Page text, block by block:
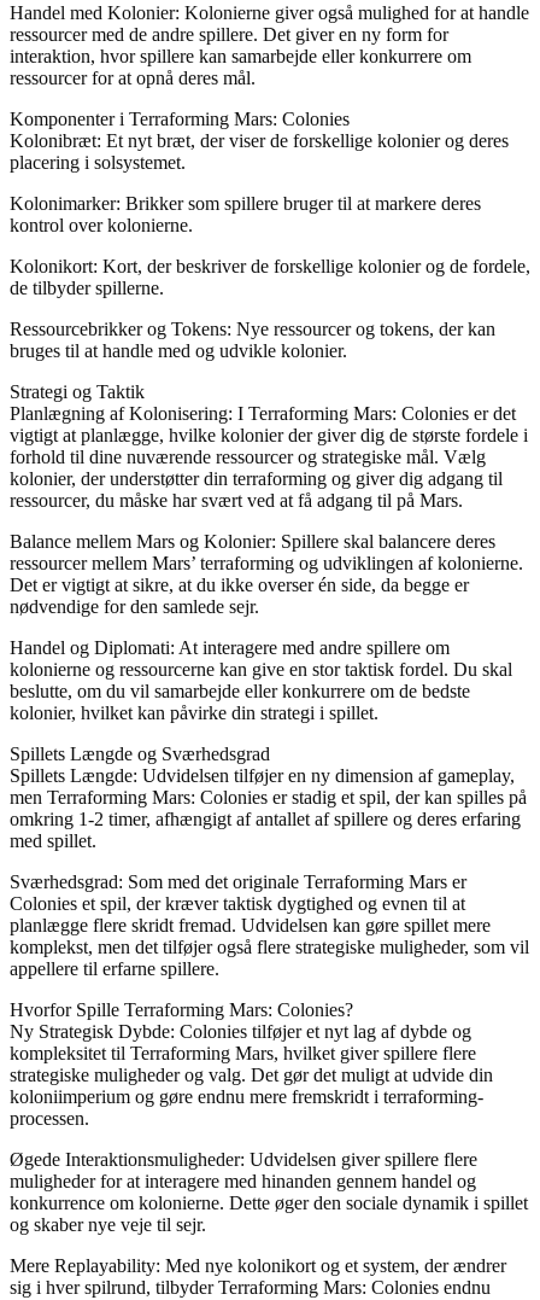
Handel med Kolonier: Kolonierne giver også mulighed for at handle
ressourcer med de andre spillere. Det giver en ny form for
interaktion, hvor spillere kan samarbejde eller konkurrere om
ressourcer for at opnå deres mål.
Komponenter i Terraforming Mars: Colonies
Kolonibræt: Et nyt bræt, der viser de forskellige kolonier og deres
placering i solsystemet.
Kolonimarker: Brikker som spillere bruger til at markere deres
kontrol over kolonierne.
Kolonikort: Kort, der beskriver de forskellige kolonier og de fordele,
de tilbyder spillerne.
Ressourcebrikker og Tokens: Nye ressourcer og tokens, der kan
bruges til at handle med og udvikle kolonier.
Strategi og Taktik
Planlægning af Kolonisering: I Terraforming Mars: Colonies er det
vigtigt at planlægge, hvilke kolonier der giver dig de største fordele i
forhold til dine nuværende ressourcer og strategiske mål. Vælg
kolonier, der understøtter din terraforming og giver dig adgang til
ressourcer, du måske har svært ved at få adgang til på Mars.
Balance mellem Mars og Kolonier: Spillere skal balancere deres
ressourcer mellem Mars’ terraforming og udviklingen af kolonierne.
Det er vigtigt at sikre, at du ikke overser én side, da begge er
nødvendige for den samlede sejr.
Handel og Diplomati: At interagere med andre spillere om
kolonierne og ressourcerne kan give en stor taktisk fordel. Du skal
beslutte, om du vil samarbejde eller konkurrere om de bedste
kolonier, hvilket kan påvirke din strategi i spillet.
Spillets Længde og Sværhedsgrad
Spillets Længde: Udvidelsen tilføjer en ny dimension af gameplay,
men Terraforming Mars: Colonies er stadig et spil, der kan spilles på
omkring 1-2 timer, afhængigt af antallet af spillere og deres erfaring
med spillet.
Sværhedsgrad: Som med det originale Terraforming Mars er
Colonies et spil, der kræver taktisk dygtighed og evnen til at
planlægge flere skridt fremad. Udvidelsen kan gøre spillet mere
komplekst, men det tilføjer også flere strategiske muligheder, som vil
appellere til erfarne spillere.
Hvorfor Spille Terraforming Mars: Colonies?
Ny Strategisk Dybde: Colonies tilføjer et nyt lag af dybde og
kompleksitet til Terraforming Mars, hvilket giver spillere flere
strategiske muligheder og valg. Det gør det muligt at udvide din
koloniimperium og gøre endnu mere fremskridt i terraforming-
processen.
Øgede Interaktionsmuligheder: Udvidelsen giver spillere flere
muligheder for at interagere med hinanden gennem handel og
konkurrence om kolonierne. Dette øger den sociale dynamik i spillet
og skaber nye veje til sejr.
Mere Replayability: Med nye kolonikort og et system, der ændrer
sig i hver spilrund, tilbyder Terraforming Mars: Colonies endnu